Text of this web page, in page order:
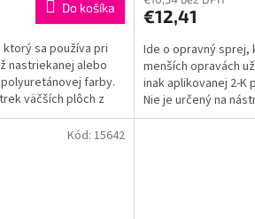
Do košíka
sa používa pri
nastriekanej alebo
farby.
väčších plôch z
€12,41
Ide o opravný sprej,
menších opravách
inak aplikovanej 2-K
Nie je určený na
dôvodu...
Kód: 15642